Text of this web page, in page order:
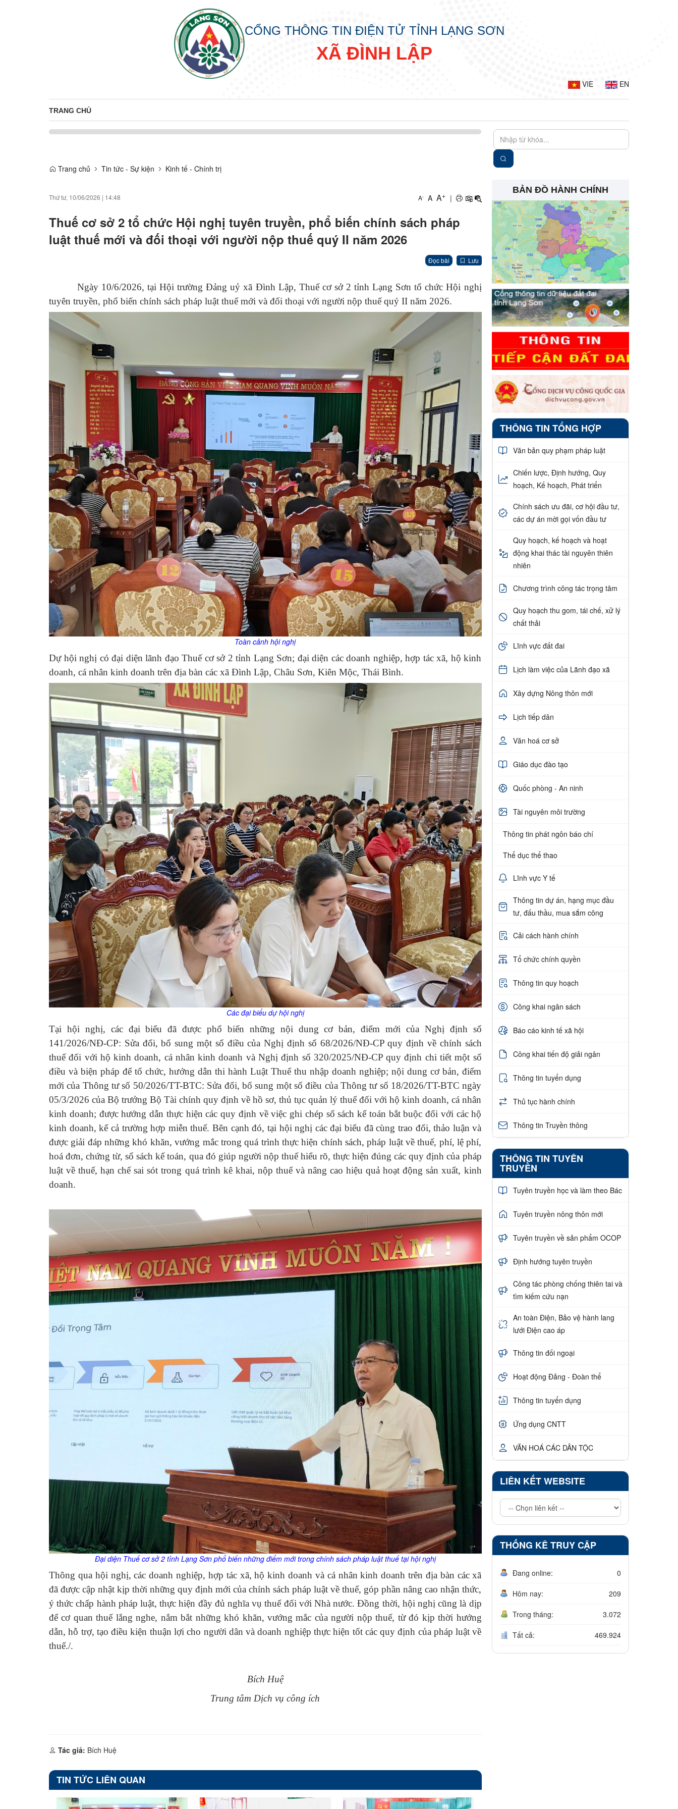
CỔNG THÔNG TIN ĐIỆN TỬ TỈNH LẠNG SƠN
XÃ ĐÌNH LẬP
VIE EN
TRANG CHỦ
Trang chủ Tin tức - Sự kiện Kinh tế - Chính trị
Thứ tư, 10/06/2026 | 14:48 A- A A+ |
Thuế cơ sở 2 tổ chức Hội nghị tuyên truyền, phổ biến chính sách pháp
luật thuế mới và đối thoại với người nộp thuế quý II năm 2026
Đọc bài Lưu
Ngày 10/6/2026, tại Hội trường Đảng uỷ xã Đình Lập, Thuế cơ sở 2 tỉnh Lạng Sơn tổ chức Hội nghị
tuyên truyền, phổ biến chính sách pháp luật thuế mới và đối thoại với người nộp thuế quý II năm 2026.
Toàn cảnh hội nghị
Dự hội nghị có đại diện lãnh đạo Thuế cơ sở 2 tỉnh Lạng Sơn; đại diện các doanh nghiệp, hợp tác xã, hộ kinh
doanh, cá nhân kinh doanh trên địa bàn các xã Đình Lập, Châu Sơn, Kiên Mộc, Thái Bình.
Các đại biểu dự hội nghị
Tại hội nghị, các đại biểu đã được phổ biến những nội dung cơ bản, điểm mới của Nghị định số
141/2026/NĐ-CP: Sửa đổi, bổ sung một số điều của Nghị định số 68/2026/NĐ-CP quy định về chính sách
thuế đối với hộ kinh doanh, cá nhân kinh doanh và Nghị định số 320/2025/NĐ-CP quy định chi tiết một số
điều và biện pháp để tổ chức, hướng dẫn thi hành Luật Thuế thu nhập doanh nghiệp; nội dung cơ bản, điểm
mới của Thông tư số 50/2026/TT-BTC: Sửa đổi, bổ sung một số điều của Thông tư số 18/2026/TT-BTC ngày
05/3/2026 của Bộ trưởng Bộ Tài chính quy định về hồ sơ, thủ tục quản lý thuế đối với hộ kinh doanh, cá nhân
kinh doanh; được hướng dẫn thực hiện các quy định về việc ghi chép sổ sách kế toán bắt buộc đối với các hộ
kinh doanh, kể cả trường hợp miễn thuế. Bên cạnh đó, tại hội nghị các đại biểu đã cùng trao đổi, thảo luận và
được giải đáp những khó khăn, vướng mắc trong quá trình thực hiện chính sách, pháp luật về thuế, phí, lệ phí,
hoá đơn, chứng từ, sổ sách kế toán, qua đó giúp người nộp thuế hiểu rõ, thực hiện đúng các quy định của pháp
luật về thuế, hạn chế sai sót trong quá trình kê khai, nộp thuế và nâng cao hiệu quả hoạt động sản xuất, kinh
doanh.
Đại diện Thuế cơ sở 2 tỉnh Lạng Sơn phổ biến những điểm mới trong chính sách pháp luật thuế tại hội nghị
Thông qua hội nghị, các doanh nghiệp, hợp tác xã, hộ kinh doanh và cá nhân kinh doanh trên địa bàn các xã
đã được cập nhật kịp thời những quy định mới của chính sách pháp luật về thuế, góp phần nâng cao nhận thức,
ý thức chấp hành pháp luật, thực hiện đầy đủ nghĩa vụ thuế đối với Nhà nước. Đồng thời, hội nghị cũng là dịp
để cơ quan thuế lắng nghe, nắm bắt những khó khăn, vướng mắc của người nộp thuế, từ đó kịp thời hướng
dẫn, hỗ trợ, tạo điều kiện thuận lợi cho người dân và doanh nghiệp thực hiện tốt các quy định của pháp luật về
thuế./.
Bích Huệ
Trung tâm Dịch vụ công ích
Tác giả: Bích Huệ
TIN TỨC LIÊN QUAN
BẢN ĐỒ HÀNH CHÍNH
THÔNG TIN TỔNG HỢP
Văn bản quy phạm pháp luật
Chiến lược, Định hướng, Quy
hoạch, Kế hoạch, Phát triển
Chính sách ưu đãi, cơ hội đầu tư,
các dự án mời gọi vốn đầu tư
Quy hoạch, kế hoạch và hoạt
động khai thác tài nguyên thiên
nhiên
Chương trình công tác trọng tâm
Quy hoạch thu gom, tái chế, xử lý
chất thải
Lĩnh vực đất đai
Lịch làm việc của Lãnh đạo xã
Xây dựng Nông thôn mới
Lịch tiếp dân
Văn hoá cơ sở
Giáo dục đào tạo
Quốc phòng - An ninh
Tài nguyên môi trường
Thông tin phát ngôn báo chí
Thể dục thể thao
Lĩnh vực Y tế
Thông tin dự án, hạng mục đầu
tư, đấu thầu, mua sắm công
Cải cách hành chính
Tổ chức chính quyền
Thông tin quy hoạch
Công khai ngân sách
Báo cáo kinh tế xã hội
Công khai tiến độ giải ngân
Thông tin tuyển dụng
Thủ tục hành chính
Thông tin Truyền thông
THÔNG TIN TUYÊN
TRUYỀN
Tuyên truyền học và làm theo Bác
Tuyên truyền nông thôn mới
Tuyên truyền về sản phẩm OCOP
Định hướng tuyên truyền
Công tác phòng chống thiên tai và
tìm kiếm cứu nạn
An toàn Điện, Bảo vệ hành lang
lưới Điện cao áp
Thông tin đối ngoại
Hoạt động Đảng - Đoàn thể
Thông tin tuyển dụng
Ứng dụng CNTT
VĂN HOÁ CÁC DÂN TỘC
LIÊN KẾT WEBSITE
THỐNG KÊ TRUY CẬP
Đang online: 0
Hôm nay: 209
Trong tháng: 3.072
Tất cả: 469.924